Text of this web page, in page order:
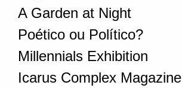
A Garden at Night
Poético ou Político?
Millennials Exhibition
Icarus Complex Magazine